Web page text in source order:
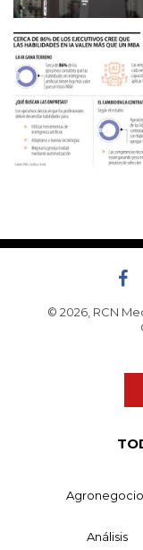
© 2026, RCN
Análisis